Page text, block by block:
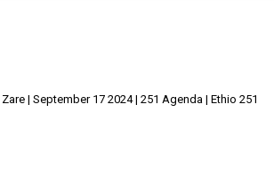
| September 17 2024 | 251 Agenda | Ethio 251